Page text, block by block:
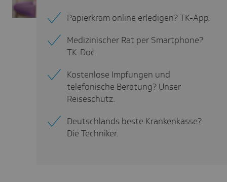
Papierkram online erledigen? TK-App.
Medizinischer Rat per Smartphone?
TK-Doc.
Kostenlose Impfungen und
telefonische Beratung? Unser
Reiseschutz.
Deutschlands beste Krankenkasse?
Die Techniker.